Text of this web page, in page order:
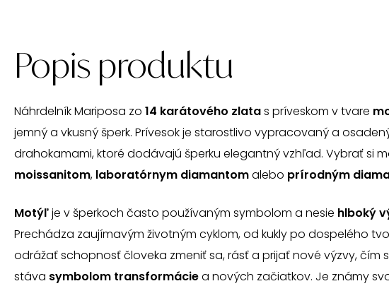
Popis produktu
Náhrdelník Mariposa zo 14 karátového zlatas príveskom v tvare
jemný a vkusný šperk. Prívesok je starostlivo vypracovaný a
drahokamami, ktoré dodávajú šperku elegantný vzhľad. Vybrať si
moissanitom, laboratórnym diamantomalebo prírodným
Motýľje v šperkoch často používaným symbolom a nesie hlboký
Prechádza zaujímavým životným cyklom, od kukly po dospelého
odrážať schopnosť človeka zmeniť sa, rásť a prijať nové výzvy, čím
stáva symbolom transformáciea nových začiatkov. Je známy